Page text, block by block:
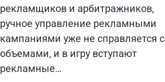
рекламщиков и арбитражников,
ручное управление рекламными
кампаниями уже не справляется с
объемами, и в игру вступают
рекламные…